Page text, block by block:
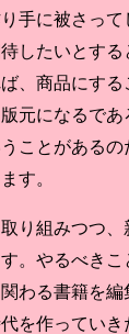
手に被さっ
したいとす
、商品にす
元になるで
ことがある
す。
り組みつつ
。やるべき
わる書籍を
を作ってい